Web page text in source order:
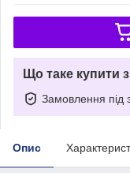
Що таке купити
Замовлення під
Опис